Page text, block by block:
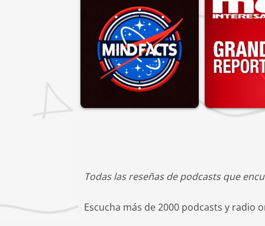
Todas las reseñas de podcasts que
Escucha más de 2000 podcasts y radio